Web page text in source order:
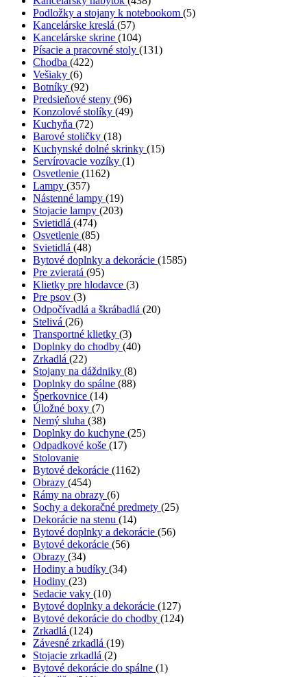
Podložky a stojany k notebookom (5)
Kancelárske kreslá (57)
Kancelárske skrine (104)
Písacie a pracovné stoly (131)
Chodba (422)
Vešiaky (6)
Botníky (92)
Predsieňové steny (96)
Konzolové stolíky (49)
Kuchyňa (72)
Barové stoličky (18)
Kuchynské dolné skrinky (15)
Servírovacie vozíky (1)
Osvetlenie (1162)
Lampy (357)
Nástenné lampy (19)
Stojacie lampy (203)
Svietidlá (474)
Osvetlenie (85)
Svietidlá (48)
Bytové doplnky a dekorácie (1585)
Pre zvieratá (95)
Klietky pre hlodavce (3)
Pre psov (3)
Odpočívadlá a škrábadlá (20)
Stelivá (26)
Transportné klietky (3)
Doplnky do chodby (40)
Zrkadlá (22)
Stojany na dáždniky (8)
Doplnky do spálne (88)
Šperkovnice (14)
Úložné boxy (7)
Nemý sluha (38)
Doplnky do kuchyne (25)
Odpadkové koše (17)
Stolovanie
Bytové dekorácie (1162)
Obrazy (454)
Rámy na obrazy (6)
Sochy a dekoračné predmety (25)
Dekorácie na stenu (14)
Bytové doplnky a dekorácie (56)
Bytové dekorácie (56)
Obrazy (34)
Hodiny a budíky (34)
Hodiny (23)
Sedacie vaky (10)
Bytové doplnky a dekorácie (127)
Bytové dekorácie do chodby (124)
Zrkadlá (124)
Závesné zrkadlá (19)
Stojacie zrkadlá (2)
Bytové dekorácie do spálne (1)